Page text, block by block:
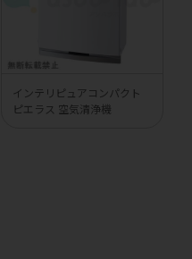
インテリピュアコンパクト
ピエラス 空気清浄機